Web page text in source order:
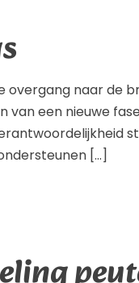
overgang naar de
een nieuwe
[…]